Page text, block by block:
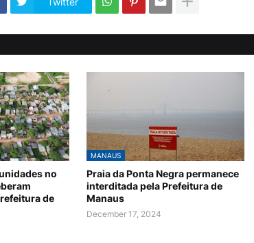
no
de
MANAUS
Praia da Ponta Negra permanece
interditada pela Prefeitura de
Manaus
December 17, 2024